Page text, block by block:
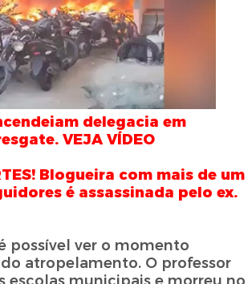
delegacia em
VEJA VÍDEO
Blogueira com mais de um
é assassinada pelo ex.
possível ver o momento
atropelamento. O professor